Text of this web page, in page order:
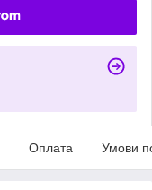
Оплата Умови